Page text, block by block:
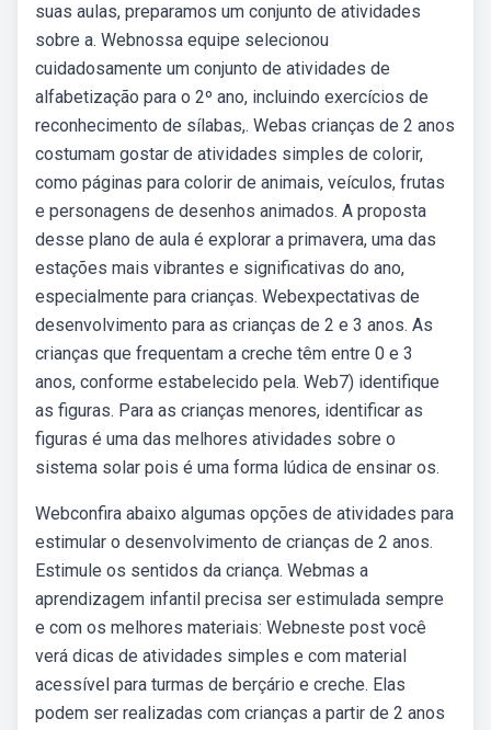
suas aulas, preparamos um conjunto de atividades
sobre a. Webnossa equipe selecionou
cuidadosamente um conjunto de atividades de
alfabetização para o 2º ano, incluindo exercícios de
reconhecimento de sílabas,. Webas crianças de 2 anos
costumam gostar de atividades simples de colorir,
como páginas para colorir de animais, veículos, frutas
e personagens de desenhos animados. A proposta
desse plano de aula é explorar a primavera, uma das
estações mais vibrantes e significativas do ano,
especialmente para crianças. Webexpectativas de
desenvolvimento para as crianças de 2 e 3 anos. As
crianças que frequentam a creche têm entre 0 e 3
anos, conforme estabelecido pela. Web7) identifique
as figuras. Para as crianças menores, identificar as
figuras é uma das melhores atividades sobre o
sistema solar pois é uma forma lúdica de ensinar os.
Webconfira abaixo algumas opções de atividades para
estimular o desenvolvimento de crianças de 2 anos.
Estimule os sentidos da criança. Webmas a
aprendizagem infantil precisa ser estimulada sempre
e com os melhores materiais: Webneste post você
verá dicas de atividades simples e com material
acessível para turmas de berçário e creche. Elas
podem ser realizadas com crianças a partir de 2 anos